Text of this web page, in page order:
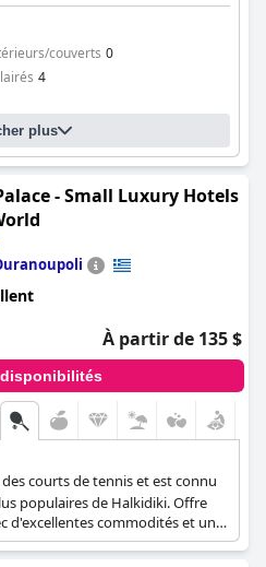
couverts 0
4
plus
- Small Luxury Hotels
À partir de 135 $
courts de tennis et est connu
populaires de Halkidiki. Offre
d'excellentes commodités et un